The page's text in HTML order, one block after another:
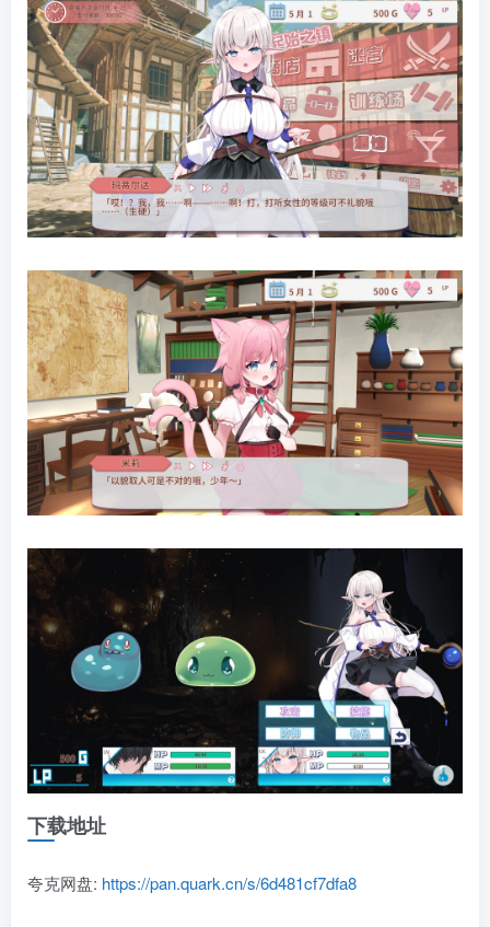
下载地址
夸克网盘: https://pan.quark.cn/s/6d481cf7dfa8